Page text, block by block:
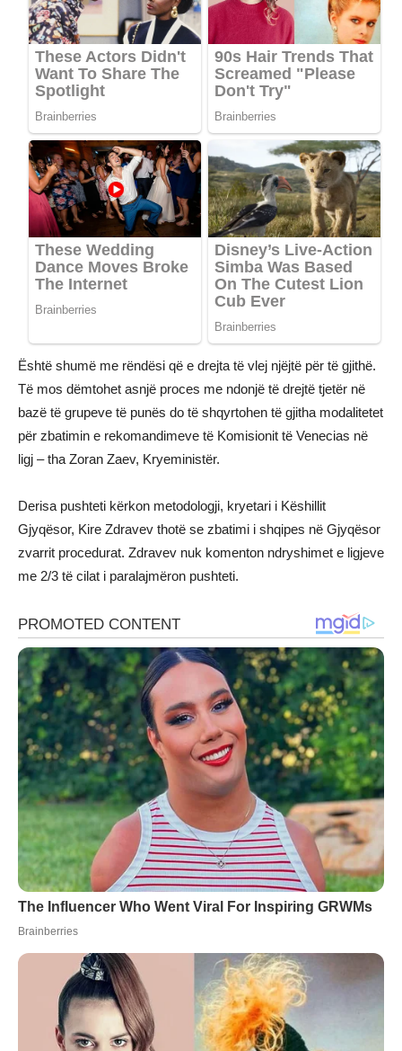
Është shumë me rëndësi që e drejta të vlej njëjtë për të gjithë.
Të mos dëmtohet asnjë proces me ndonjë të drejtë tjetër në
bazë të grupeve të punës do të shqyrtohen të gjitha modalitetet
për zbatimin e rekomandimeve të Komisionit të Venecias në
ligj – tha Zoran Zaev, Kryeministër.
Derisa pushteti kërkon metodologji, kryetari i Këshillit
Gjyqësor, Kire Zdravev thotë se zbatimi i shqipes në Gjyqësor
zvarrit procedurat. Zdravev nuk komenton ndryshimet e ligjeve
me 2/3 të cilat i paralajmëron pushteti.